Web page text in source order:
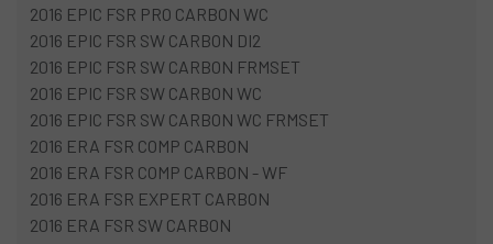
2016 EPIC FSR PRO CARBON WC
2016 EPIC FSR SW CARBON DI2
2016 EPIC FSR SW CARBON FRMSET
2016 EPIC FSR SW CARBON WC
2016 EPIC FSR SW CARBON WC FRMSET
2016 ERA FSR COMP CARBON
2016 ERA FSR COMP CARBON - WF
2016 ERA FSR EXPERT CARBON
2016 ERA FSR SW CARBON